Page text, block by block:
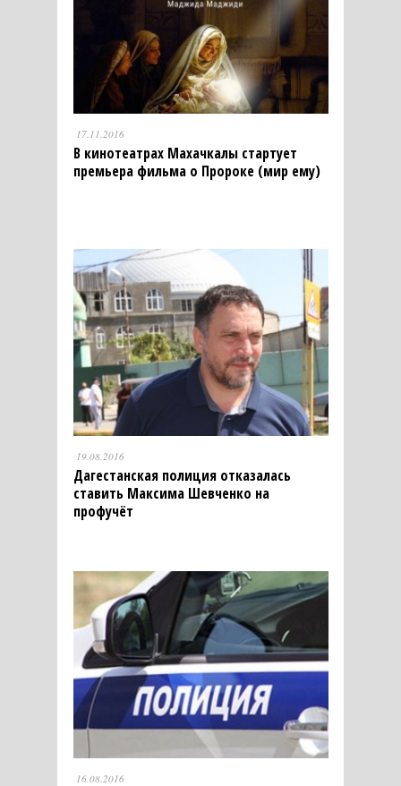
17.11.2016
В кинотеатрах Махачкалы стартует
премьера фильма о Пророке (мир ему)
19.08.2016
Дагестанская полиция отказалась
ставить Максима Шевченко на
профучёт
16.08.2016